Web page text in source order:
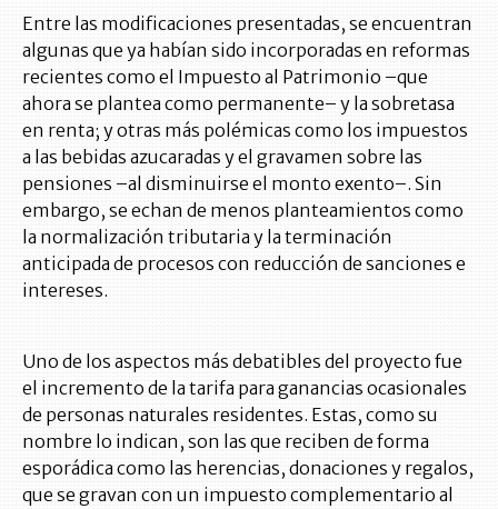
Entre las modificaciones presentadas, se encuentran
algunas que ya habían sido incorporadas en reformas
recientes como el Impuesto al Patrimonio –que
ahora se plantea como permanente– y la sobretasa
en renta; y otras más polémicas como los impuestos
a las bebidas azucaradas y el gravamen sobre las
pensiones –al disminuirse el monto exento–. Sin
embargo, se echan de menos planteamientos como
la normalización tributaria y la terminación
anticipada de procesos con reducción de sanciones e
intereses.
Uno de los aspectos más debatibles del proyecto fue
el incremento de la tarifa para ganancias ocasionales
de personas naturales residentes. Estas, como su
nombre lo indican, son las que reciben de forma
esporádica como las herencias, donaciones y regalos,
que se gravan con un impuesto complementario al